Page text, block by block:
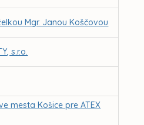
Mgr. Janou Koščovou
s.r.o.
mesta Košice pre ATEX